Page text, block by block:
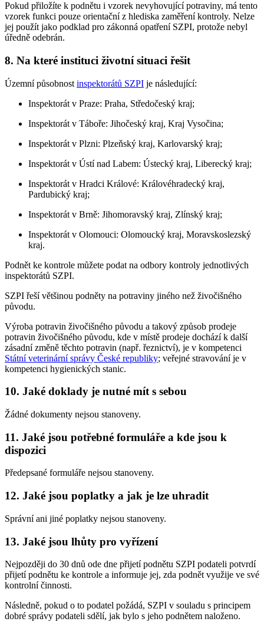
Pokud přiložíte k podnětu i vzorek nevyhovující potraviny, má tento
vzorek funkci pouze orientační z hlediska zaměření kontroly. Nelze
jej použít jako podklad pro zákonná opatření SZPI, protože nebyl
úředně odebrán.
8. Na které instituci životní situaci řešit
Územní působnost inspektorátů SZPI je následující:
Inspektorát v Praze: Praha, Středočeský kraj;
Inspektorát v Táboře: Jihočeský kraj, Kraj Vysočina;
Inspektorát v Plzni: Plzeňský kraj, Karlovarský kraj;
Inspektorát v Ústí nad Labem: Ústecký kraj, Liberecký kraj;
Inspektorát v Hradci Králové: Královéhradecký kraj,
Pardubický kraj;
Inspektorát v Brně: Jihomoravský kraj, Zlínský kraj;
Inspektorát v Olomouci: Olomoucký kraj, Moravskoslezský
kraj.
Podnět ke kontrole můžete podat na odbory kontroly jednotlivých
inspektorátů SZPI.
SZPI řeší většinou podněty na potraviny jiného než živočišného
původu.
Výroba potravin živočišného původu a takový způsob prodeje
potravin živočišného původu, kde v místě prodeje dochází k další
zásadní změně těchto potravin (např. řeznictví), je v kompetenci
Státní veterinární správy České republiky; veřejné stravování je v
kompetenci hygienických stanic.
10. Jaké doklady je nutné mít s sebou
Žádné dokumenty nejsou stanoveny.
11. Jaké jsou potřebné formuláře a kde jsou k
dispozici
Předepsané formuláře nejsou stanoveny.
12. Jaké jsou poplatky a jak je lze uhradit
Správní ani jiné poplatky nejsou stanoveny.
13. Jaké jsou lhůty pro vyřízení
Nejpozději do 30 dnů ode dne přijetí podnětu SZPI podateli potvrdí
přijetí podnětu ke kontrole a informuje jej, zda podnět využije ve své
kontrolní činnosti.
Následně, pokud o to podatel požádá, SZPI v souladu s principem
dobré správy podateli sdělí, jak bylo s jeho podnětem naloženo.